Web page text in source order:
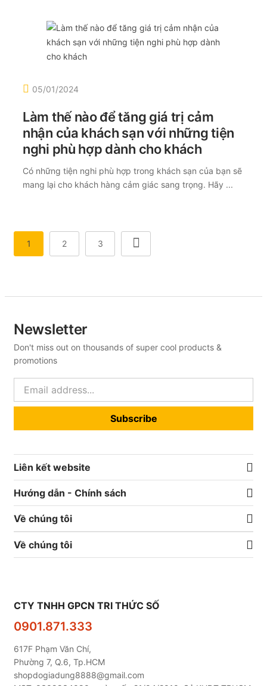
05/01/2024
Làm thế nào để tăng giá trị cảm
nhận của khách sạn với những tiện
nghi phù hợp dành cho khách
Có những tiện nghi phù hợp trong khách sạn của bạn sẽ
mang lại cho khách hàng cảm giác sang trọng. Hãy ...
1 2 3
Newsletter
Don't miss out on thousands of super cool products &
promotions
Subscribe
Liên kết website
Hướng dẫn - Chính sách
Về chúng tôi
Về chúng tôi
CTY TNHH GPCN TRI THỨC SỐ
0901.871.333
617F Phạm Văn Chí,
Phường 7, Q.6, Tp.HCM
shopdogiadung8888@gmail.com